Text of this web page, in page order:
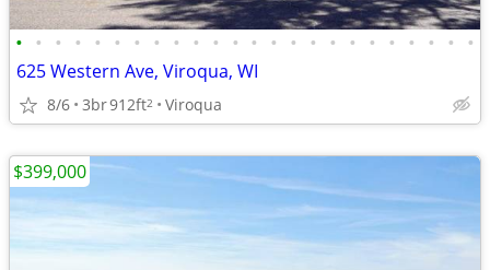
• • • • • • • • • • • • • • • • • • • • • • • •
625 Western Ave, Viroqua, WI
8/6 3br912ft2 Viroqua
$399,000